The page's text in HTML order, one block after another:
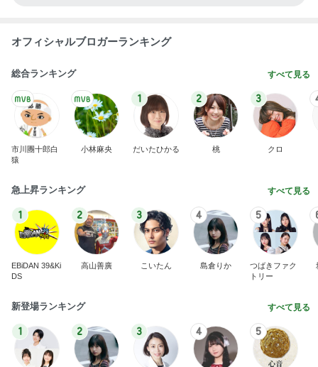
オフィシャルブロガーランキング
総合ランキング すべて見る
市川團十郎白
猿
小林麻央
1
だいたひかる
2
桃
3
クロ
急上昇ランキング すべて見る
1
EBiDAN 39&Ki
DS
2
高山善廣
3
こいたん
4
島倉りか
5
つばきファク
トリー
新登場ランキング すべて見る
1 2 3 4 5